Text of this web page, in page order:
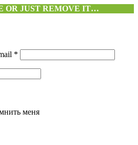
OR JUST REMOVE IT…
*
меня